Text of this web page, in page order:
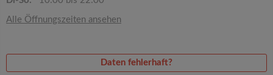
Alle Öffnungszeiten ansehen
Daten fehlerhaft?